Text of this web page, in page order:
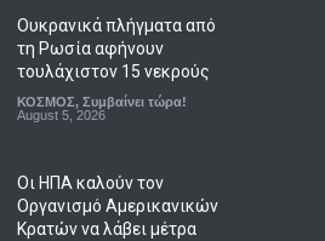
Ουκρανικά πλήγματα από
τη Ρωσία αφήνουν
τουλάχιστον 15 νεκρούς
ΚΟΣΜΟΣ, Συμβαίνει τώρα!
August 5, 2026
Οι ΗΠΑ καλούν τον
Οργανισμό Αμερικανικών
Κρατών να λάβει μέτρα